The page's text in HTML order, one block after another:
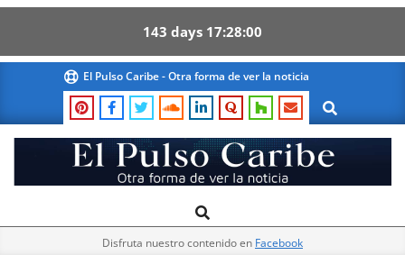
143 days 17 27 59
content
El Pulso Caribe - Otra forma de ver la noticia
Search
El
Pulso
Navigation
Search
Disfruta nuestro contenido en Facebook